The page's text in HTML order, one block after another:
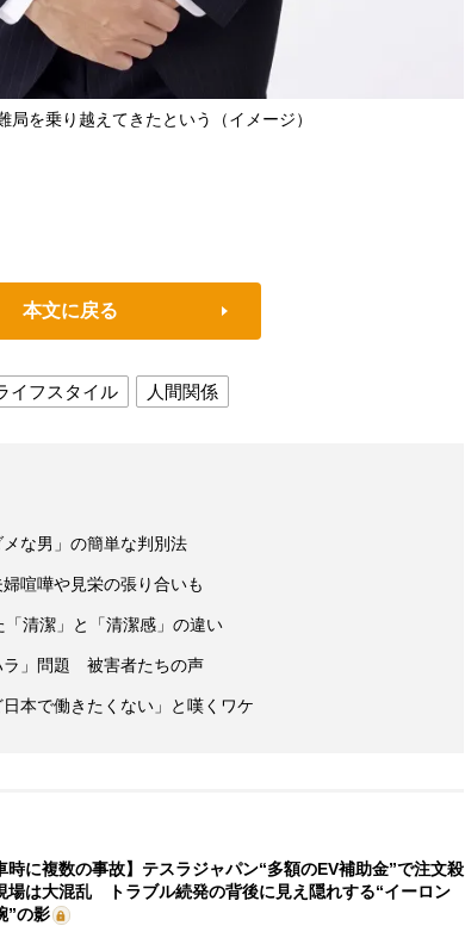
局を乗り越えてきたという（イメージ）
本文に戻る
イフスタイル 人間関係
な男」の簡単な判別法
喧嘩や見栄の張り合いも
清潔」と「清潔感」の違い
ラ」問題 被害者たちの声
本で働きたくない」と嘆くワケ
時に複数の事故】テスラジャパン“多額のEV補助金”で注文殺
場は大混乱 トラブル続発の背後に見え隠れする“イーロン
”の影